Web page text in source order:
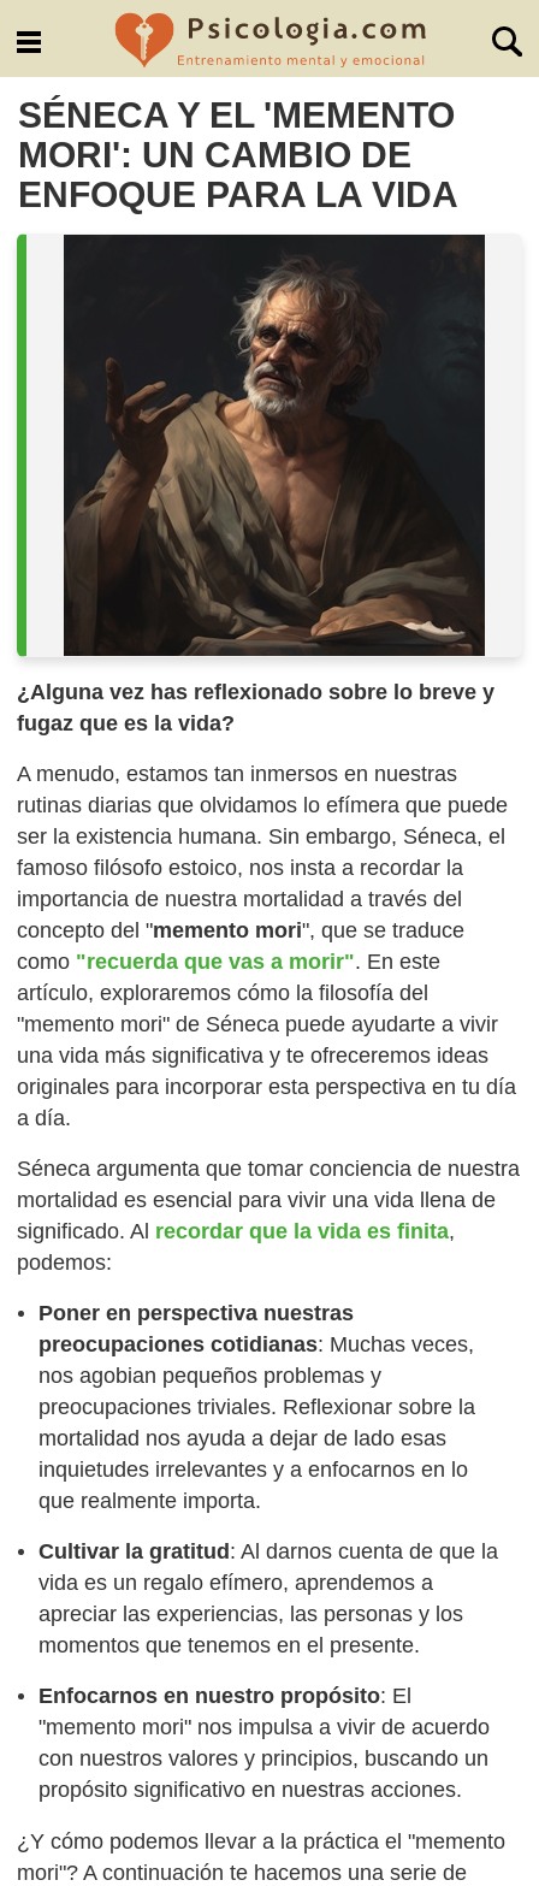
SÉNECA Y EL 'MEMENTO
MORI': UN CAMBIO DE
ENFOQUE PARA LA VIDA
¿Alguna vez has reflexionado sobre lo breve y
fugaz que es la vida?
A menudo, estamos tan inmersos en nuestras
rutinas diarias que olvidamos lo efímera que puede
ser la existencia humana. Sin embargo, Séneca, el
famoso filósofo estoico, nos insta a recordar la
importancia de nuestra mortalidad a través del
concepto del "memento mori", que se traduce
como "recuerda que vas a morir". En este
artículo, exploraremos cómo la filosofía del
"memento mori" de Séneca puede ayudarte a vivir
una vida más significativa y te ofreceremos ideas
originales para incorporar esta perspectiva en tu día
a día.
Séneca argumenta que tomar conciencia de nuestra
mortalidad es esencial para vivir una vida llena de
significado. Al recordar que la vida es finita,
podemos:
Poner en perspectiva nuestras
preocupaciones cotidianas: Muchas veces,
nos agobian pequeños problemas y
preocupaciones triviales. Reflexionar sobre la
mortalidad nos ayuda a dejar de lado esas
inquietudes irrelevantes y a enfocarnos en lo
que realmente importa.
Cultivar la gratitud: Al darnos cuenta de que la
vida es un regalo efímero, aprendemos a
apreciar las experiencias, las personas y los
momentos que tenemos en el presente.
Enfocarnos en nuestro propósito: El
"memento mori" nos impulsa a vivir de acuerdo
con nuestros valores y principios, buscando un
propósito significativo en nuestras acciones.
¿Y cómo podemos llevar a la práctica el "memento
mori"? A continuación te hacemos una serie de